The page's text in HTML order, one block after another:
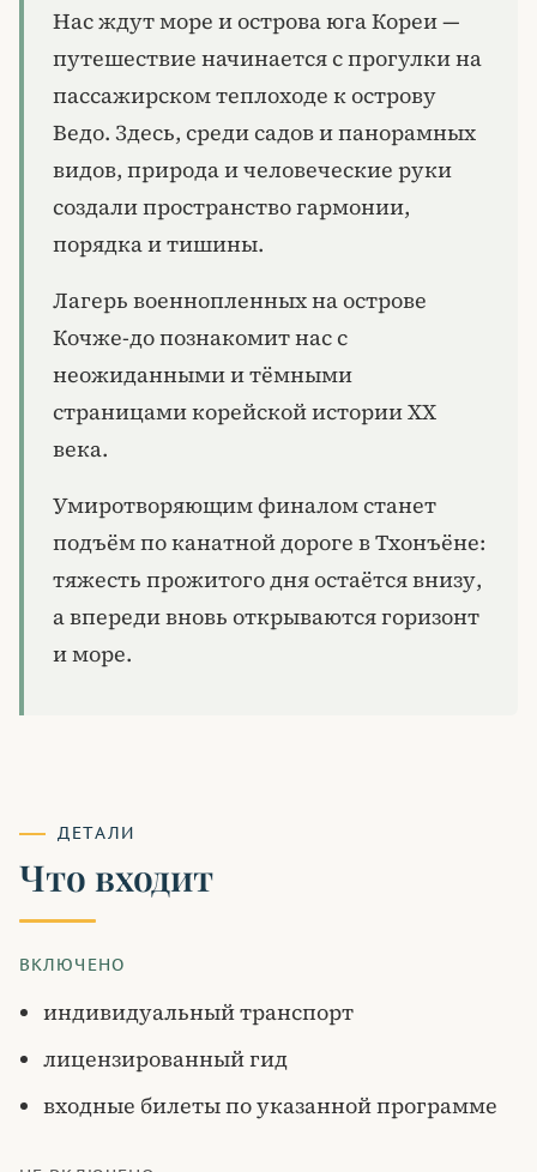
Нас ждут море и острова юга Кореи —
путешествие начинается с прогулки на
пассажирском теплоходе к острову
Ведо. Здесь, среди садов и панорамных
видов, природа и человеческие руки
создали пространство гармонии,
порядка и тишины.
Лагерь военнопленных на острове
Кочже-до познакомит нас с
неожиданными и тёмными
страницами корейской истории XX
века.
Умиротворяющим финалом станет
подъём по канатной дороге в Тхонъёне:
тяжесть прожитого дня остаётся внизу,
а впереди вновь открываются горизонт
и море.
ДЕТАЛИ
Что входит
ВКЛЮЧЕНО
индивидуальный транспорт
лицензированный гид
входные билеты по указанной программе